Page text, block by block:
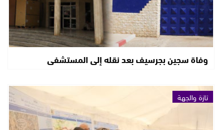
وفاة سجين بجرسيف بعد نقله إلى المستشفى
تازة والجهة